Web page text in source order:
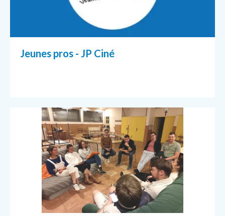
Jeunes pros - JP Ciné